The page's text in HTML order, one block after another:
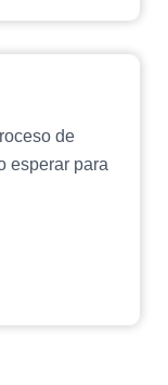
de
esperar para